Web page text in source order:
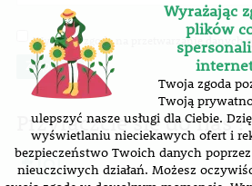
Wyrażam zgodę na przetwarzanie danych
Przyłączcie się do nas !
Wyrażając
plików
Twoja zgoda
Twoją
ulepszyć nasze usługi dla Ciebie.
wyświetlaniu nieciekawych ofert i
bezpieczeństwo Twoich danych
nieuczciwych działań. Możesz